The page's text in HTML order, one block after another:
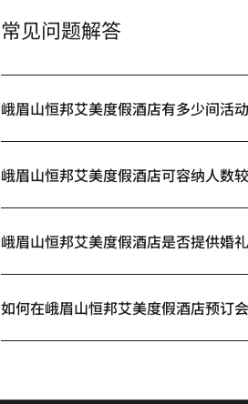
常见问题解答
峨眉山恒邦艾美度假酒店有多少间活动
峨眉山恒邦艾美度假酒店可容纳人数
峨眉山恒邦艾美度假酒店是否提供婚礼
如何在峨眉山恒邦艾美度假酒店预订